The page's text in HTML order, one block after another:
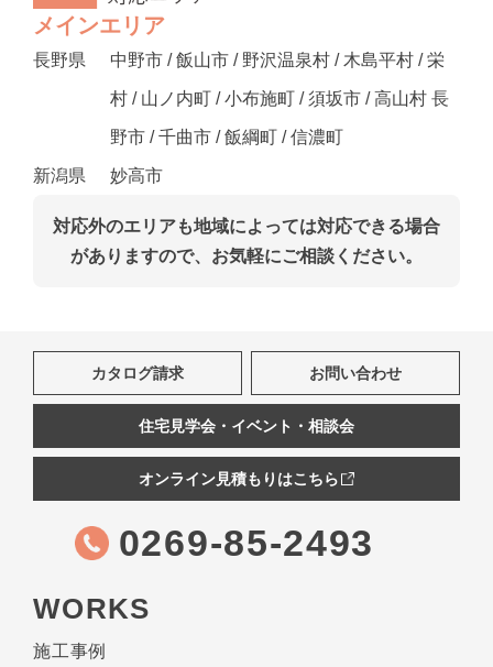
メインエリア
長野県 中野市 / 飯山市 / 野沢温泉村 / 木島平村 / 栄
村 / 山ノ内町 / 小布施町 / 須坂市 / 高山村 長
野市 / 千曲市 / 飯綱町 / 信濃町
新潟県 妙高市
対応外のエリアも地域によっては対応できる場合
がありますので、お気軽にご相談ください。
カタログ請求 お問い合わせ
住宅見学会・イベント・相談会
オンライン見積もりはこちら
0269-85-2493
WORKS
施工事例